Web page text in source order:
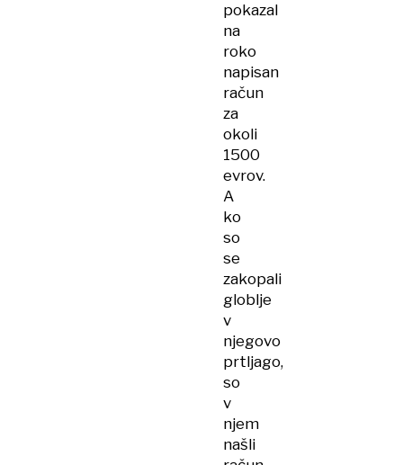
pokazal
na
roko
napisan
račun
za
okoli
1500
evrov.
A
ko
so
se
zakopali
globlje
v
njegovo
prtljago,
so
v
njem
našli